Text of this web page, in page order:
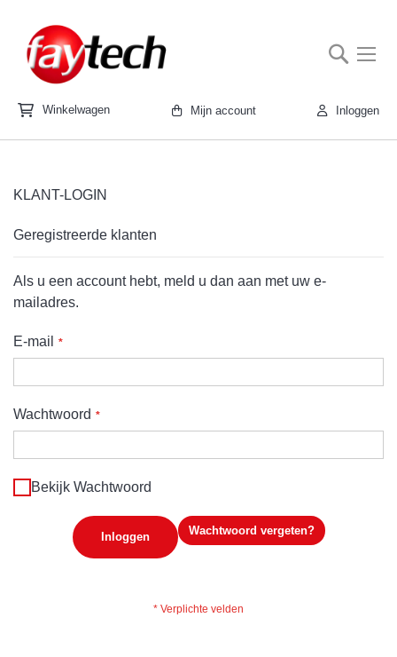
naar
inhoud
Winkelwagen Mijn account Inloggen
SUPPORT
088 -
4262350
KLANT-LOGIN
Geregistreerde klanten
Als u een account hebt, meld u dan aan met uw e-
mailadres.
E-mail
Wachtwoord
Bekijk Wachtwoord
Inloggen Wachtwoord vergeten?